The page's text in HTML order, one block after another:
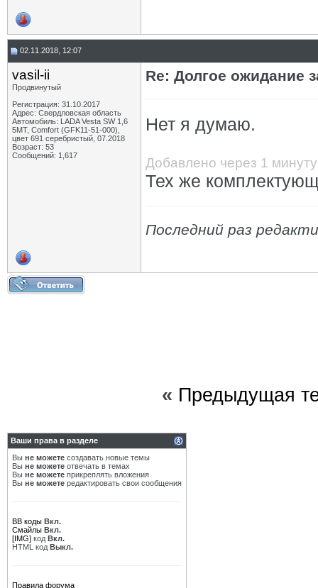
02.11.2018, 12:07
vasil-ii
Продвинутый
Регистрация: 31.10.2017
Адрес: Свердловская область
Автомобиль: LADA Vesta SW 1,6
5МТ, Comfort (GFK11-51-000),
цвет 691 серебристый, 07.2018
Возраст: 53
Сообщений: 1,617
Re: Долгое ожидание
Нет я думаю.
Добавлено через 1 минуту
Тех же
Последний раз
« Предыдущая
Ваши права в разделе
Вы не можете создавать новые темы
Вы не можете отвечать в темах
Вы не можете прикреплять вложения
Вы не можете редактировать свои сообщения
BB коды Вкл.
Смайлы Вкл.
[IMG] код Вкл.
HTML код Выкл.
Правила форума